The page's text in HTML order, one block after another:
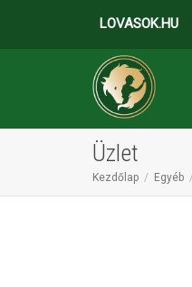
LOVASOK.HU
Üzlet
Kezdőlap Egyéb